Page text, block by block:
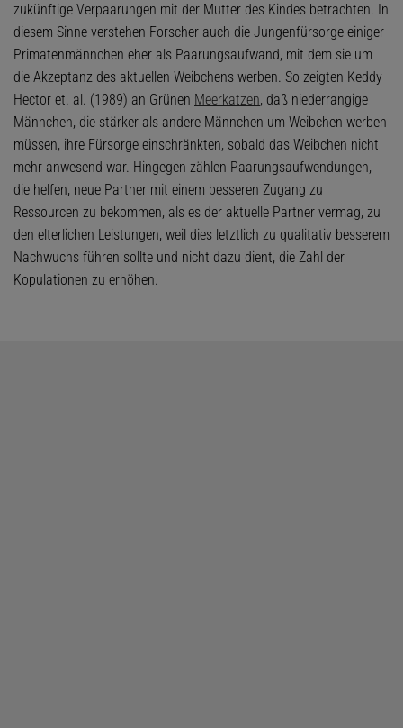
zukünftige Verpaarungen mit der Mutter des Kindes betrachten. In
diesem Sinne verstehen Forscher auch die Jungenfürsorge einiger
Primatenmännchen eher als Paarungsaufwand, mit dem sie um
die Akzeptanz des aktuellen Weibchens werben. So zeigten Keddy
Hector et. al. (1989) an Grünen Meerkatzen, daß niederrangige
Männchen, die stärker als andere Männchen um Weibchen werben
müssen, ihre Fürsorge einschränkten, sobald das Weibchen nicht
mehr anwesend war. Hingegen zählen Paarungsaufwendungen,
die helfen, neue Partner mit einem besseren Zugang zu
Ressourcen zu bekommen, als es der aktuelle Partner vermag, zu
den elterlichen Leistungen, weil dies letztlich zu qualitativ besserem
Nachwuchs führen sollte und nicht dazu dient, die Zahl der
Kopulationen zu erhöhen.